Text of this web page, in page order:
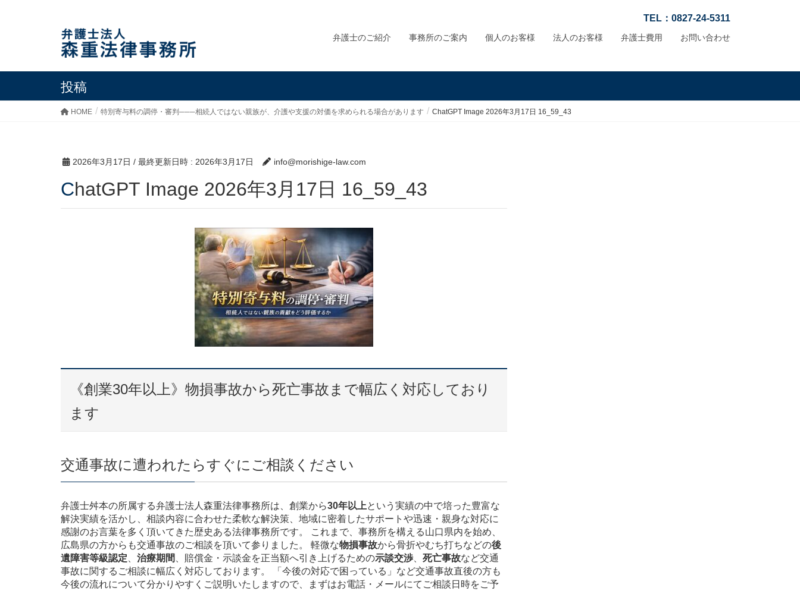
TEL：0827-24-5311
弁護士のご紹介 事務所のご案内 個人のお客様 法人のお客様 弁護士費用 お問い合わせ
投稿
HOME 特別寄与料の調停・審判───相続人ではない親族が、介護や支援の対価を求められる場合があります ChatGPT Image 2026年3月17日 16_59_43
2026年3月17日 / 最終更新日時 : 2026年3月17日 info@morishige-law.com
ChatGPT Image 2026年3月17日 16_59_43
《創業30年以上》物損事故から死亡事故まで幅広く対応しており
ます
交通事故に遭われたらすぐにご相談ください
弁護士舛本の所属する弁護士法人森重法律事務所は、創業から30年以上という実績の中で培った豊富な
解決実績を活かし、相談内容に合わせた柔軟な解決策、地域に密着したサポートや迅速・親身な対応に
感謝のお言葉を多く頂いてきた歴史ある法律事務所です。 これまで、事務所を構える山口県内を始め、
広島県の方からも交通事故のご相談を頂いて参りました。 軽微な物損事故から骨折やむち打ちなどの後
遺障害等級認定
治療期間 、賠償金・示談金を正当額へ引き上げるための示談交渉 死亡事故など交通
事故に関するご相談に幅広く対応しております。 「今後の対応で困っている」など交通事故直後の方も
今後の流れについて分かりやすくご説明いたしますので、まずはお電話・メールにてご相談日時をご予